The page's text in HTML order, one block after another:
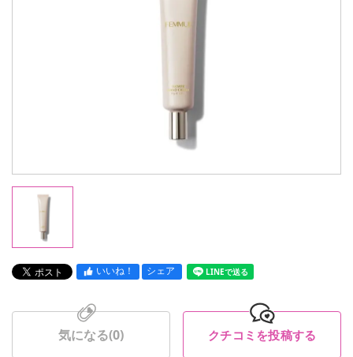
いいね！ シェア LINEで送る
気になる(0) クチコミを投稿する